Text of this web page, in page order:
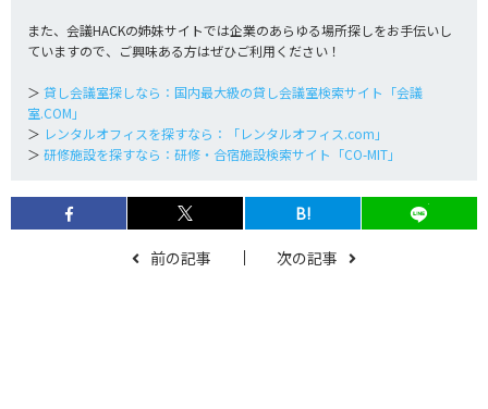
また、会議HACKの姉妹サイトでは企業のあらゆる場所探しをお手伝いし
ていますので、ご興味ある方はぜひご利用ください！
＞ 貸し会議室探しなら：国内最大級の貸し会議室検索サイト「会議
室.COM」
＞ レンタルオフィスを探すなら：「レンタルオフィス.com」
＞ 研修施設を探すなら：研修・合宿施設検索サイト「CO-MIT」
B!
前の記事 次の記事